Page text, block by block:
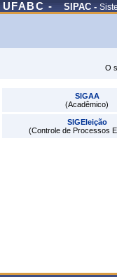
UFABC - SIPAC -
O
SIGAA
(Acadêmico)
SIGEleição
(Controle de Processos